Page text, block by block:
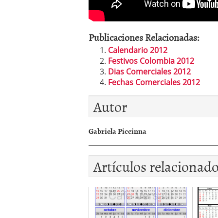
Publicaciones Relacionadas:
Calendario 2012
Festivos Colombia 2012
Dias Comerciales 2012
Fechas Comerciales 2012
Autor
Gabriela Piccinna
Artículos